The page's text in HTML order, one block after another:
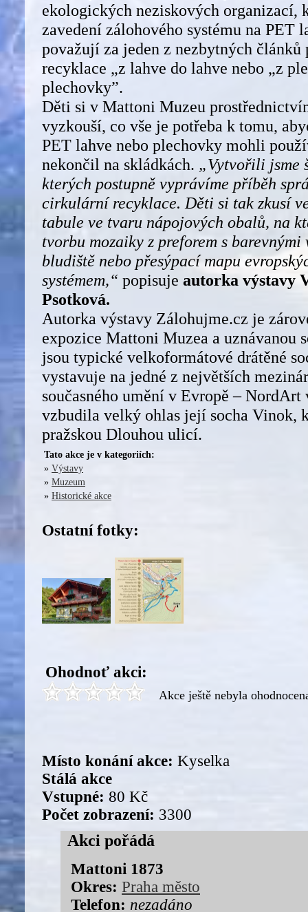
ekologických neziskových organizací,
zavedení zálohového systému na PET
považují za jeden z nezbytných
recyklace „z lahve do lahve nebo „z
plechovky”.
Děti si v Mattoni Muzeu
vyzkouší, co vše je potřeba k tomu,
PET lahve nebo plechovky mohli
nekončil na skládkách. „Vytvořili jsme
kterých postupně vyprávíme příběh
cirkulární recyklace. Děti si tak zkusí
tabule ve tvaru nápojových obalů, na
tvorbu mozaiky z preforem s
bludiště nebo přesýpací mapu
systémem,“ popisuje autorka výstavy
Psotková.
Autorka výstavy Zálohujme.cz je
expozice Mattoni Muzea a uznávanou
jsou typické velkoformátové drátěné
vystavuje na jedné z největších
současného umění v Evropě –
vzbudila velký ohlas její socha Vinok,
pražskou Dlouhou ulicí.
Tato akce je v kategoriích:
» Výstavy
» Muzeum
» Historické akce
Ostatní fotky:
Ohodnoť akci:
Akce ještě nebyla
Místo konání akce: Kyselka
Stálá akce
Vstupné: 80 Kč
Počet zobrazení: 3300
Akci pořádá
Mattoni 1873
Okres: Praha město
Telefon: nezadáno